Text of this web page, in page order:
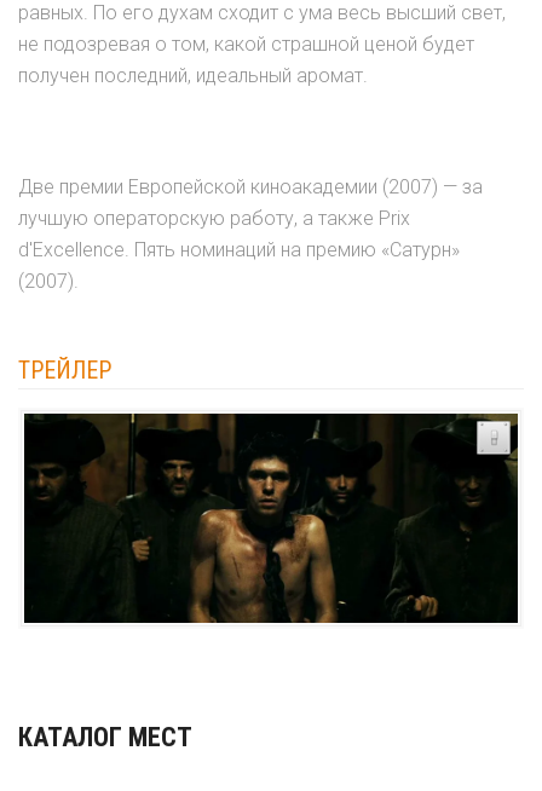
равных. По его духам сходит с ума весь высший свет,
не подозревая о том, какой страшной ценой будет
получен последний, идеальный аромат.
Две премии Европейской киноакадемии (2007) — за
лучшую операторскую работу, а также Prix
d'Excellence. Пять номинаций на премию «Сатурн»
(2007).
ТРЕЙЛЕР
КАТАЛОГ МЕСТ